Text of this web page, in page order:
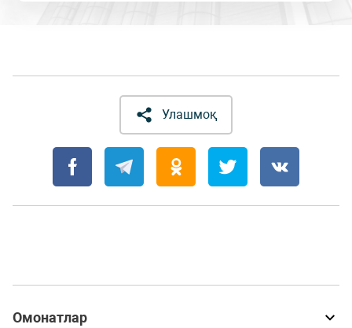
Улашмоқ
Омонатлар